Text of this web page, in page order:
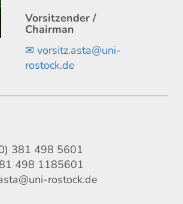
Vorsitzender /
Chairman
✉ vorsitz.asta@uni-
rostock.de
381 498 5601
498 1185601
rostock.de